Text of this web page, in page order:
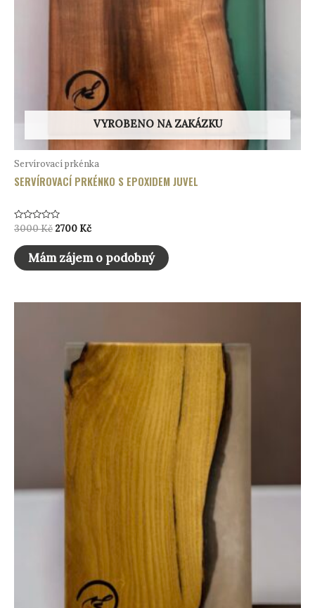
VYROBENO NA ZAKÁZKU
Servírovací prkénka
SERVÍROVACÍ PRKÉNKO S EPOXIDEM JUVEL
Hodnocení
5
3000Kč Původní
byla:
3000 Kč.
2700 KčAktuální
je:
2700 Kč.
Mám zájem o podobný